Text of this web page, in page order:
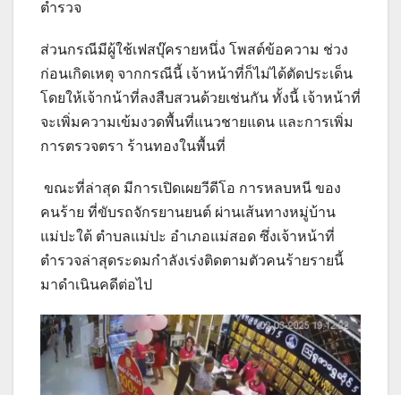
ตำรวจ
ส่วนกรณีมีผู้ใช้เฟสบุ๊ครายหนึ่ง โพสต์ข้อความ ช่วง
ก่อนเกิดเหตุ จากกรณีนี้ เจ้าหน้าที่ก็ไม่ได้ตัดประเด็น
โดยให้เจ้ากน้าที่ลงสืบสวนด้วยเช่นกัน ทั้งนี้ เจ้าหน้าที่
จะเพิ่มความเข้มงวดพื้นที่แนวชายแดน และการเพิ่ม
การตรวจตรา ร้านทองในพื้นที่
ขณะที่ล่าสุด มีการเปิดเผยวีดีโอ การหลบหนี ของ
คนร้าย ที่ขับรถจักรยานยนต์ ผ่านเส้นทางหมู่บ้าน
แม่ปะใต้ ตำบลแม่ปะ อำเภอแม่สอด ซึ่งเจ้าหน้าที่
ตำรวจล่าสุดระดมกำลังเร่งติดตามตัวคนร้ายรายนี้
มาดำเนินคดีต่อไป